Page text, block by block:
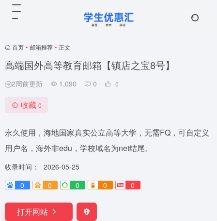
首页 • 邮箱推荐 • 正文
高端国外高等教育邮箱【镇店之宝8号】
2周前更新 1,090 0 0
收藏 0
永久使用，海地国家真实公立高等大学，无需FQ，可自定义
用户名，海外非edu，学校域名为net结尾。
收录时间：
2026-05-25
0
0 0 0 0
打开网站